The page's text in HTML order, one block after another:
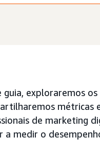
guia, exploraremos
métricas
de marketing
a medir o